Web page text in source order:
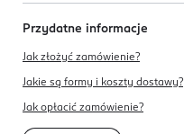
Przydatne informacje
Jak złożyć zamówienie?
Jakie są formy i koszty dostawy?
Jak opłacić zamówienie?